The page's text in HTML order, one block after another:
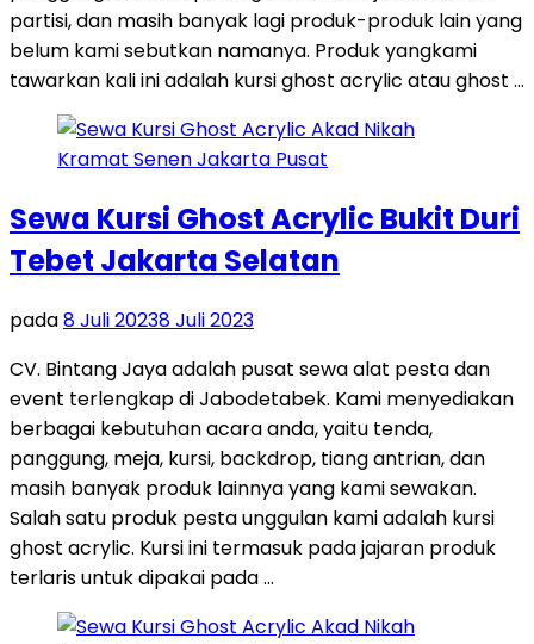
partisi, dan masih banyak lagi produk-produk lain yang
belum kami sebutkan namanya. Produk yangkami
tawarkan kali ini adalah kursi ghost acrylic atau ghost …
Sewa Kursi Ghost Acrylic Bukit Duri
Tebet Jakarta Selatan
pada8 Juli 20238 Juli 2023
CV. Bintang Jaya adalah pusat sewa alat pesta dan
event terlengkap di Jabodetabek. Kami menyediakan
berbagai kebutuhan acara anda, yaitu tenda,
panggung, meja, kursi, backdrop, tiang antrian, dan
masih banyak produk lainnya yang kami sewakan.
Salah satu produk pesta unggulan kami adalah kursi
ghost acrylic. Kursi ini termasuk pada jajaran produk
terlaris untuk dipakai pada …